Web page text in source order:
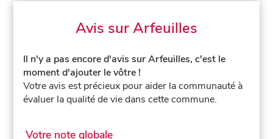
Avis sur Arfeuilles
Il n'y a pas encore d'avis sur Arfeuilles, c'est le
moment d'ajouter le vôtre !
Votre avis est précieux pour aider la communauté à
évaluer la qualité de vie dans cette commune.
Votre note globale